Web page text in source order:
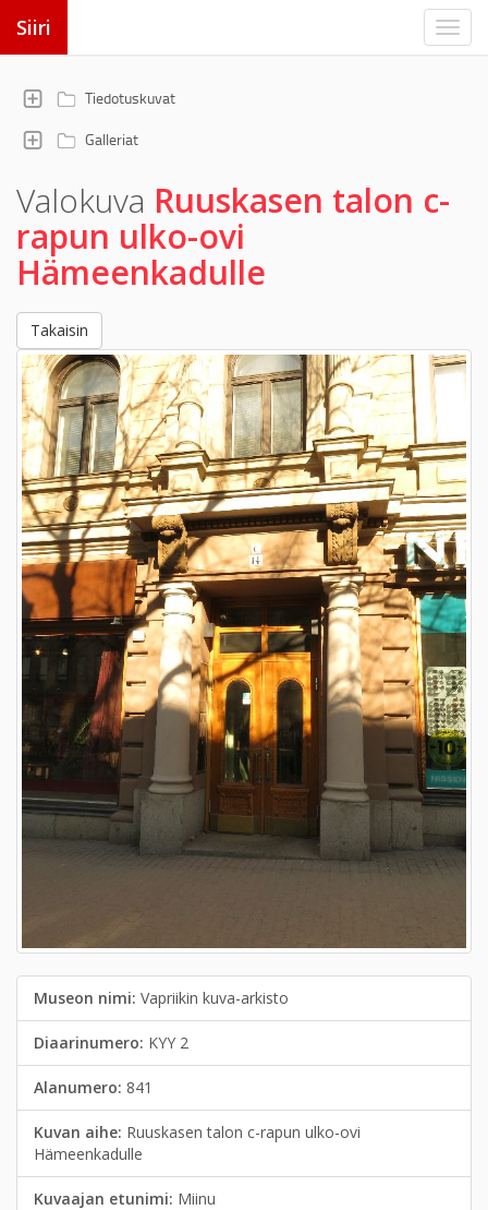
Siiri
Tiedotuskuvat
Galleriat
Valokuva Ruuskasen talon c-
rapun ulko-ovi
Hämeenkadulle
Takaisin
Museon nimi: Vapriikin kuva-arkisto
Diaarinumero: KYY 2
Alanumero: 841
Kuvan aihe: Ruuskasen talon c-rapun ulko-ovi
Hämeenkadulle
Kuvaajan etunimi: Miinu